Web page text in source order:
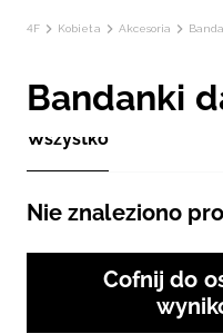
4F Kobieta Akcesoria
Bandanki
Wszystko
Nie znaleziono
Cofnij do